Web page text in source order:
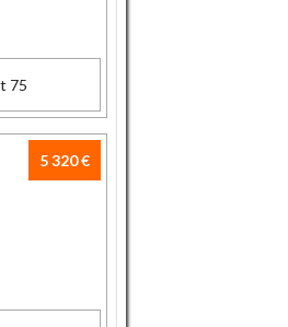
75
5 320 €